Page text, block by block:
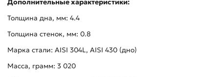
Дополнительные характеристики:
Толщина дна, мм: 4.4
Толщина стенок, мм: 0.8
Марка стали: AISI 304L, AISI 430 (дно)
Масса, грамм: 3 020